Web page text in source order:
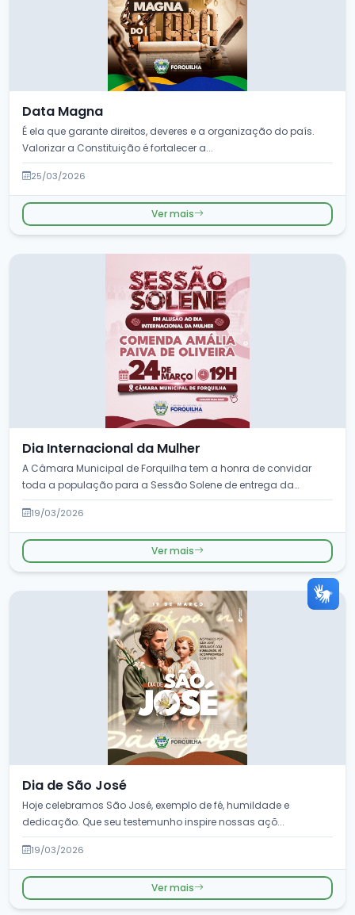
Data Magna
É ela que garante direitos, deveres e a organização do país.
Valorizar a Constituição é fortalecer a...
25/03/2026
Ver mais
Dia Internacional da Mulher
A Câmara Municipal de Forquilha tem a honra de convidar
toda a população para a Sessão Solene de entrega da
Comenda Am&aacu...
19/03/2026
Ver mais
Dia de São José
Hoje celebramos São José, exemplo de fé, humildade e
dedicação. Que seu testemunho inspire nossas açõ...
19/03/2026
Ver mais